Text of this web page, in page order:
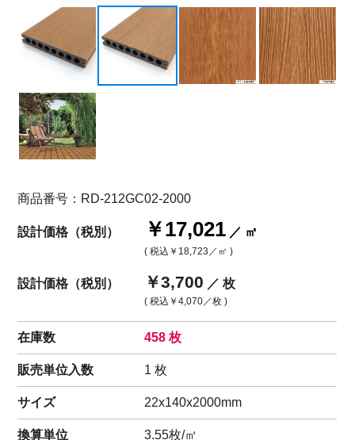
商品番号：RD-212GC02-2000
設計価格（税別） ￥17,021 ／ ㎡
( 税込 ￥18,723 ／㎡ )
設計価格（税別） ￥3,700 ／ 枚
( 税込 ￥4,070 ／枚 )
在庫数 458 枚
販売単位入数 1 枚
サイズ 22x140x2000mm
換算単位 3.55枚/㎡